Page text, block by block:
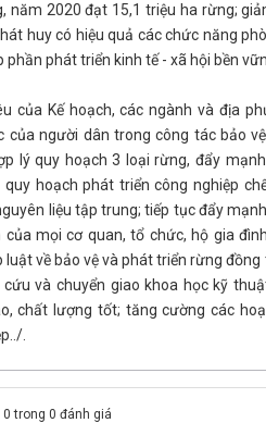
năm 2020 đạt 15,1 triệu ha rừng;
huy có hiệu quả các chức năng
phần phát triển kinh tế - xã hội bền
của Kế hoạch, các ngành và địa
của người dân trong công tác bảo
lý quy hoạch 3 loại rừng, đẩy
hoạch phát triển công nghiệp
liệu tập trung; tiếp tục đẩy
của mọi cơ quan, tổ chức, hộ gia
luật về bảo vệ và phát triển rừng
và chuyển giao khoa học kỹ
chất lượng tốt; tăng cường các
.
trong 0 đánh giá